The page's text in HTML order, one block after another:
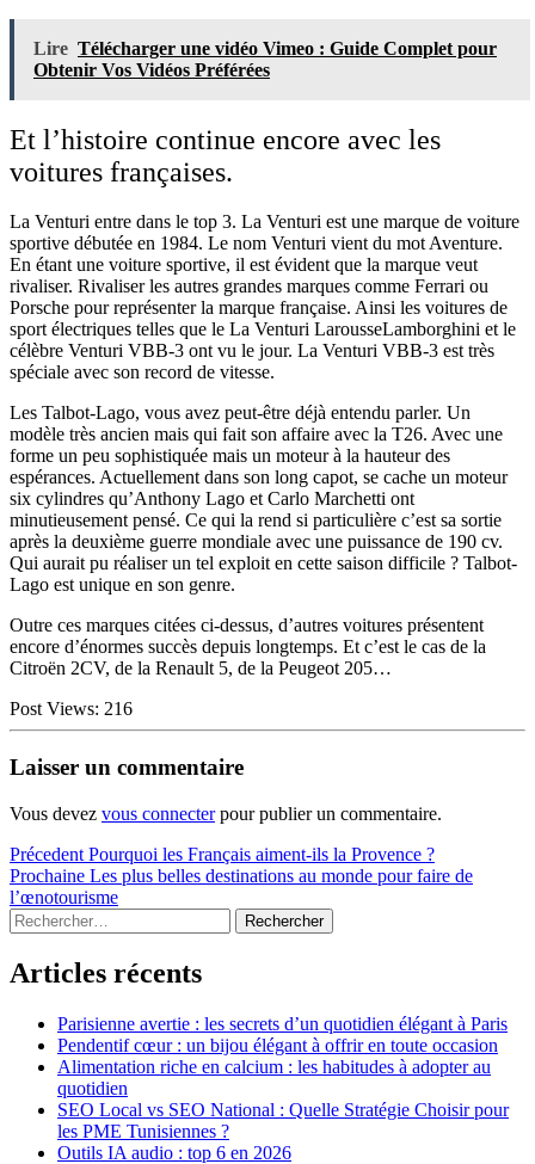
Lire Télécharger une vidéo Vimeo : Guide Complet pour
Obtenir Vos Vidéos Préférées
Et l’histoire continue encore avec les
voitures françaises.
La Venturi entre dans le top 3. La Venturi est une marque de voiture
sportive débutée en 1984. Le nom Venturi vient du mot Aventure.
En étant une voiture sportive, il est évident que la marque veut
rivaliser. Rivaliser les autres grandes marques comme Ferrari ou
Porsche pour représenter la marque française. Ainsi les voitures de
sport électriques telles que le La Venturi LarousseLamborghini et le
célèbre Venturi VBB-3 ont vu le jour. La Venturi VBB-3 est très
spéciale avec son record de vitesse.
Les Talbot-Lago, vous avez peut-être déjà entendu parler. Un
modèle très ancien mais qui fait son affaire avec la T26. Avec une
forme un peu sophistiquée mais un moteur à la hauteur des
espérances. Actuellement dans son long capot, se cache un moteur
six cylindres qu’Anthony Lago et Carlo Marchetti ont
minutieusement pensé. Ce qui la rend si particulière c’est sa sortie
après la deuxième guerre mondiale avec une puissance de 190 cv.
Qui aurait pu réaliser un tel exploit en cette saison difficile ? Talbot-
Lago est unique en son genre.
Outre ces marques citées ci-dessus, d’autres voitures présentent
encore d’énormes succès depuis longtemps. Et c’est le cas de la
Citroën 2CV, de la Renault 5, de la Peugeot 205…
Post Views: 216
Laisser un commentaire
Vous devez vous connecterpour publier un commentaire.
Navigation
de
l’article
Précedent Article
précédent :
Pourquoi les Français aiment-ils la Provence ?
Prochaine Article
suivant :
Les plus belles destinations au monde pour faire de
l’œnotourisme
Sidebar
Rechercher :
Articles récents
Parisienne avertie : les secrets d’un quotidien élégant à Paris
Pendentif cœur : un bijou élégant à offrir en toute occasion
Alimentation riche en calcium : les habitudes à adopter au
quotidien
SEO Local vs SEO National : Quelle Stratégie Choisir pour
les PME Tunisiennes ?
Outils IA audio : top 6 en 2026